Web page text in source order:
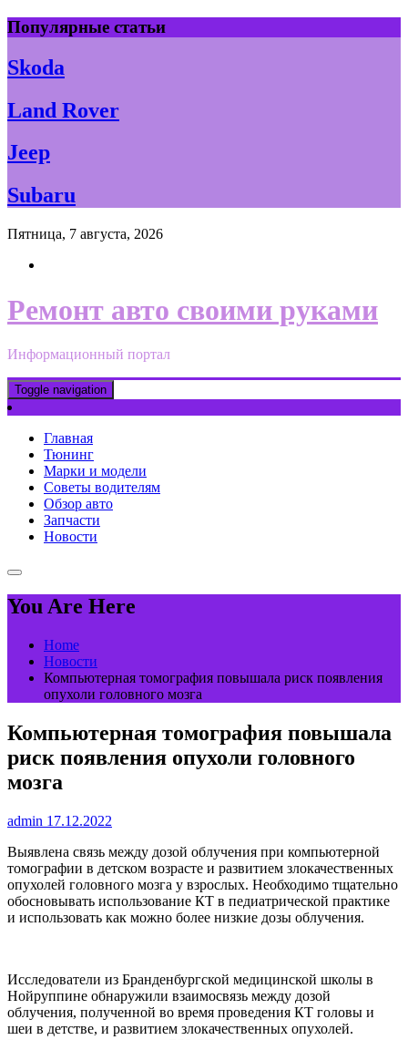
Skip
to
content
Популярные статьи
Skoda
Land Rover
Jeep
Subaru
Пятница, 7 августа, 2026
Ремонт авто своими руками
Информационный портал
Toggle navigation
Главная
Тюнинг
Марки и модели
Советы водителям
Обзор авто
Запчасти
Новости
You Are Here
Home
Новости
Компьютерная томография повышала риск появления
опухоли головного мозга
Компьютерная томография повышала
риск появления опухоли головного
мозга
admin 17.12.2022
Выявлена связь между дозой облучения при компьютерной
томографии в детском возрасте и развитием злокачественных
опухолей головного мозга у взрослых. Необходимо тщательно
обосновывать использование КТ в педиатрической практике
и использовать как можно более низкие дозы облучения.
Исследователи из Бранденбургской медицинской школы в
Нойруппине обнаружили взаимосвязь между дозой
облучения, полученной во время проведения КТ головы и
шеи в детстве, и развитием злокачественных опухолей.